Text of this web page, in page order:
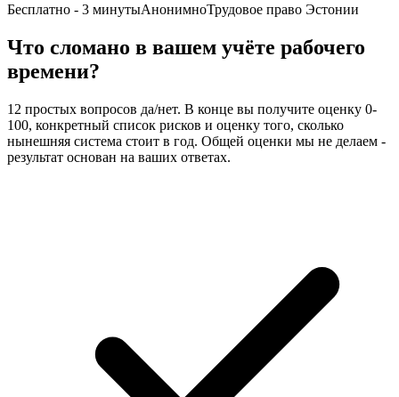
Бесплатно - 3 минутыАнонимноТрудовое право Эстонии
Что сломано в вашем учёте рабочего
времени?
12 простых вопросов да/нет. В конце вы получите оценку 0-
100, конкретный список рисков и оценку того, сколько
нынешняя система стоит в год. Общей оценки мы не делаем -
результат основан на ваших ответах.